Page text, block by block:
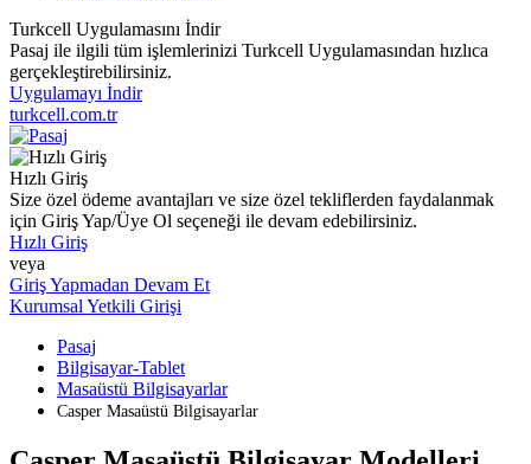
Turkcell Uygulamasını İndir
Pasaj ile ilgili tüm işlemlerinizi Turkcell Uygulamasından hızlıca
gerçekleştirebilirsiniz.
Uygulamayı İndir
turkcell.com.tr
Hızlı Giriş
Size özel ödeme avantajları ve size özel tekliflerden faydalanmak
için Giriş Yap/Üye Ol seçeneği ile devam edebilirsiniz.
Hızlı Giriş
veya
Giriş Yapmadan Devam Et
Kurumsal Yetkili Girişi
Pasaj
Bilgisayar-Tablet
Masaüstü Bilgisayarlar
Casper Masaüstü Bilgisayarlar